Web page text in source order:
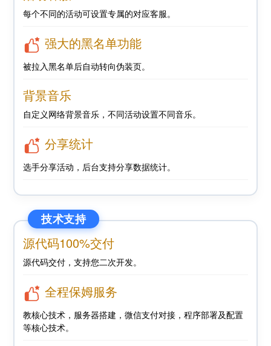
每个不同的活动可设置专属的对应客服。
强大的黑名单功能
被拉入黑名单后自动转向伪装页。
背景音乐
自定义网络背景音乐，不同活动设置不同音乐。
分享统计
选手分享活动，后台支持分享数据统计。
技术支持
源代码100%交付
源代码交付，支持您二次开发。
全程保姆服务
教核心技术，服务器搭建，微信支付对接，程序部署及配置
等核心技术。